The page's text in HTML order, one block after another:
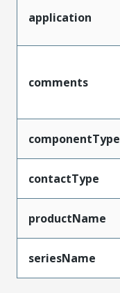
application
comments
componentType
contactType
productName
seriesName